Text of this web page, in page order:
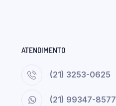
ATENDIMENTO
(21) 3253-0625
(21) 99347-8577